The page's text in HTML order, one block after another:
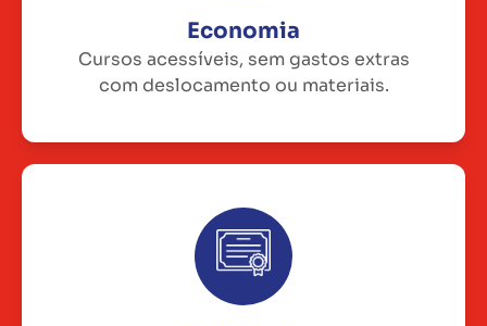
Economia
Cursos acessíveis, sem gastos extras
com deslocamento ou materiais.